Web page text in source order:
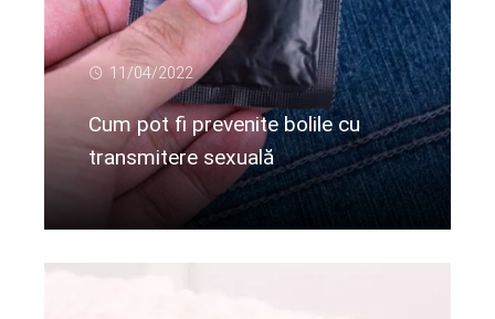
11/04/2022
Cum pot fi prevenite bolile cu
transmitere sexuală
Citeste mai departe...